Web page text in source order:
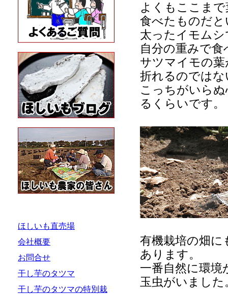
ほしいも直売場
会社概要
お問合せ
干し芋のタツマ
干し芋のタツマの特別栽
よくもここま
食べたものだ
太ったイモムシ
自分の重みで
サツマイモの
折れるのでは
こっちがいら
るくらいです。
有機栽培の畑に
あります。
一番自然に環境
玉虫がいました